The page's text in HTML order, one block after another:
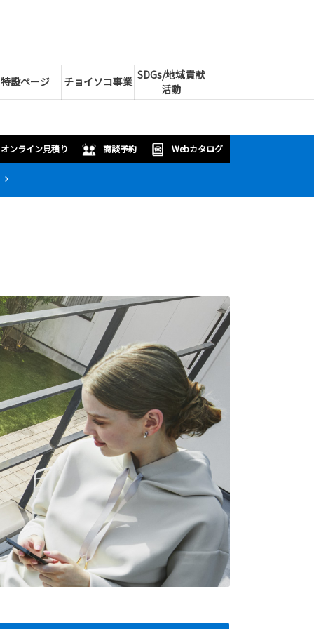
特設ページ チョイソコ事業 SDGs/地域貢献
活動
オンライン見積り 商談予約 Webカタログ